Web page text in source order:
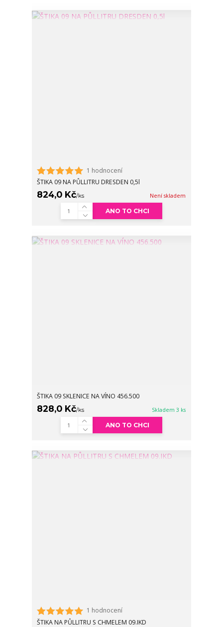
1 hodnocení
ŠTIKA 09 NA PŮLLITRU DRESDEN 0,5l
824,0 Kč/ks Není skladem
ANO TO CHCI
ŠTIKA 09 SKLENICE NA VÍNO 456.500
828,0 Kč/ks Skladem 3 ks
ANO TO CHCI
1 hodnocení
ŠTIKA NA PŮLLITRU S CHMELEM 09.IKD